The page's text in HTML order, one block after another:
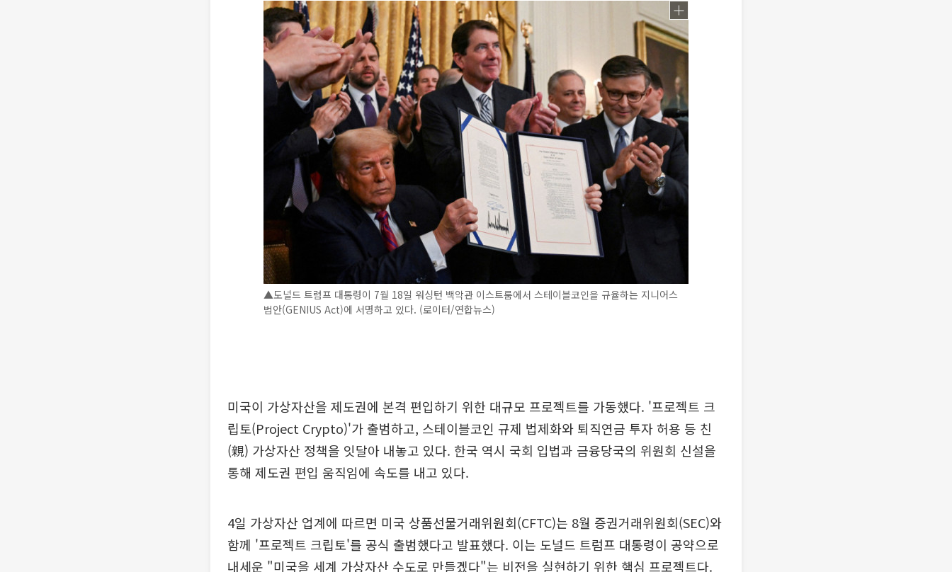
▲도널드 트럼프 대통령이 7월 18일 워싱턴 백악관 이스트룸에서 스테이블코인을 규율하는 지니어스
법안(GENIUS Act)에 서명하고 있다. (로이터/연합뉴스)
미국이 가상자산을 제도권에 본격 편입하기 위한 대규모 프로젝트를 가동했다. '프로젝트 크
립토(Project Crypto)'가 출범하고, 스테이블코인 규제 법제화와 퇴직연금 투자 허용 등 친
(親) 가상자산 정책을 잇달아 내놓고 있다. 한국 역시 국회 입법과 금융당국의 위원회 신설을
통해 제도권 편입 움직임에 속도를 내고 있다.
4일 가상자산 업계에 따르면 미국 상품선물거래위원회(CFTC)는 8월 증권거래위원회(SEC)와
함께 '프로젝트 크립토'를 공식 출범했다고 발표했다. 이는 도널드 트럼프 대통령이 공약으로
내세운 "미국을 세계 가상자산 수도로 만들겠다"는 비전을 실현하기 위한 핵심 프로젝트다.